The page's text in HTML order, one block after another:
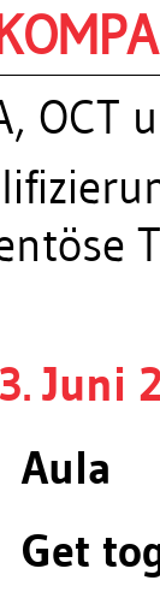
OCT
Juni
Aula
Get